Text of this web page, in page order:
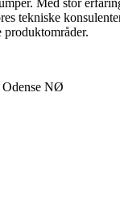
Med stor
tekniske
NØ